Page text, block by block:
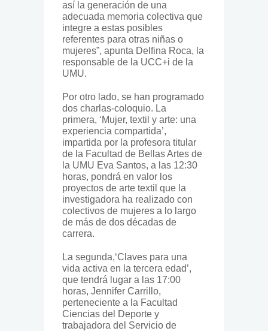
así la generación de una
adecuada memoria colectiva que
integre a estas posibles
referentes para otras niñas o
mujeres”, apunta Delfina Roca, la
responsable de la UCC+i de la
UMU.
Por otro lado, se han programado
dos charlas-coloquio. La
primera, ‘Mujer, textil y arte: una
experiencia compartida’,
impartida por la profesora titular
de la Facultad de Bellas Artes de
la UMU Eva Santos, a las 12:30
horas, pondrá en valor los
proyectos de arte textil que la
investigadora ha realizado con
colectivos de mujeres a lo largo
de más de dos décadas de
carrera.
La segunda,‘Claves para una
vida activa en la tercera edad’,
que tendrá lugar a las 17:00
horas, Jennifer Carrillo,
perteneciente a la Facultad
Ciencias del Deporte y
trabajadora del Servicio de